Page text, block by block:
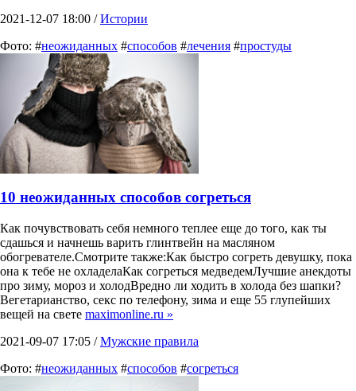
2021-12-07 18:00 /Истории
Фото: #неожиданных #способов #лечения #простуды
10 неожиданных способов согреться
Как почувствовать себя немного теплее еще до того, как ты
сдашься и начнешь варить глинтвейн на масляном
обогревателе.Смотрите также:Как быстро согреть девушку, пока
она к тебе не охладелаКак согреться медведемЛучшие анекдоты
про зиму, мороз и холодВредно ли ходить в холода без шапки?
Вегетарианство, секс по телефону, зима и еще 55 глупейших
вещей на свете maximonline.ru »
2021-09-07 17:05 /Мужские правила
Фото: #неожиданных #способов #согреться